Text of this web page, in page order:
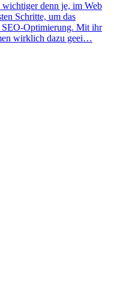
wichtiger denn je, im Web
Schritte, um das
SEO-Optimierung. Mit ihr
wirklich dazu geei…